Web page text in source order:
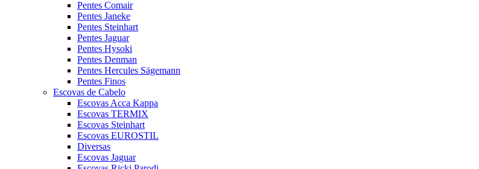
Pentes Comair
Pentes Janeke
Pentes Steinhart
Pentes Jaguar
Pentes Hysoki
Pentes Denman
Pentes Hercules Sägemann
Pentes Finos
Escovas de Cabelo
Escovas Acca Kappa
Escovas TERMIX
Escovas Steinhart
Escovas EUROSTIL
Diversas
Escovas Jaguar